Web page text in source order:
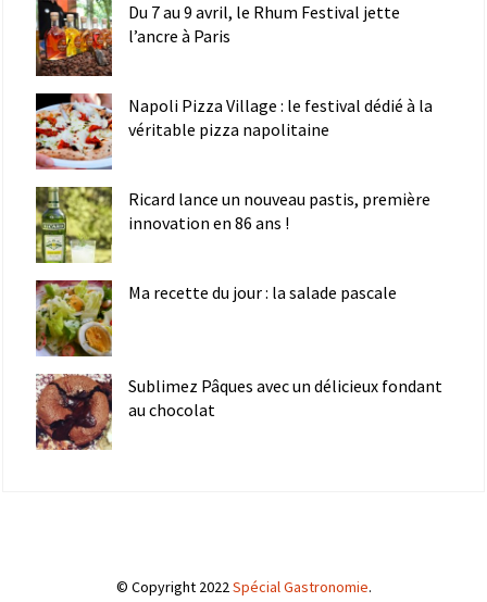
Du 7 au 9 avril, le Rhum Festival jette
l’ancre à Paris
Napoli Pizza Village : le festival dédié à la
véritable pizza napolitaine
Ricard lance un nouveau pastis, première
innovation en 86 ans !
Ma recette du jour : la salade pascale
Sublimez Pâques avec un délicieux fondant
au chocolat
© Copyright 2022Spécial Gastronomie.